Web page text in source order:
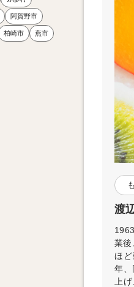
阿賀野市
柏崎市 燕市
渡
業後
ほ
年
上